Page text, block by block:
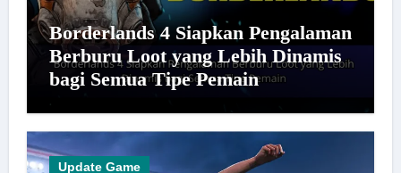
Borderlands 4 Siapkan Pengalaman
Berburu Loot yang Lebih Dinamis
bagi Semua Tipe Pemain
Update Game